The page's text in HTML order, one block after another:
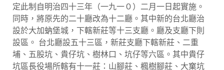
定此制自明治四十三年（一九一０）二月一日起實施。
同時，將原先的二十廳改為十二廳。其中新的台北廳治
設於大加蚋堡城，下轄新莊等十三支廳。廳及支廳下則
設區。 台北廳設五十三區，新莊支廳下轄新莊、二重
埔、五股坑、貴仔坑、樹林口、坑仔等六區。其中貴仔
坑區長役場所轄有十一莊：山腳莊、楓樹腳莊、大窠坑